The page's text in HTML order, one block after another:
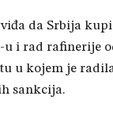
da Srbija
u i rad rafinerije
u kojem je
sankcija.